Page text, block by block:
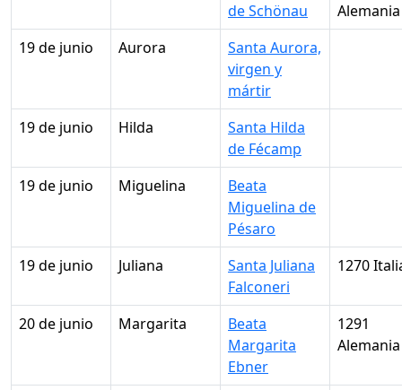
de Schönau
Alemania
19 de junio
Aurora
Santa Aurora,
virgen y
mártir
19 de junio
Hilda
Santa Hilda
de Fécamp
19 de junio
Miguelina
Beata
Miguelina de
Pésaro
19 de junio
Juliana
Santa Juliana
Falconeri
1270
20 de junio Margarita
Beata
Margarita
Ebner
1291
Alemania